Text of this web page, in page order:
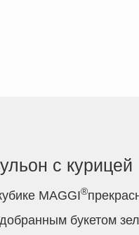
с курицей
MAGGI®
букетом